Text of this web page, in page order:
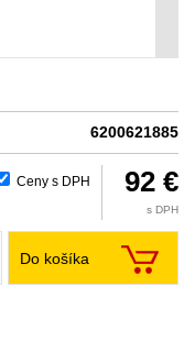
6200621885
Ceny s DPH 92 €
s DPH
Do košíka